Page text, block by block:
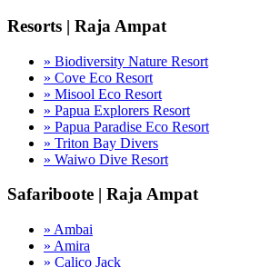
Resorts | Raja Ampat
» Biodiversity Nature Resort
» Cove Eco Resort
» Misool Eco Resort
» Papua Explorers Resort
» Papua Paradise Eco Resort
» Triton Bay Divers
» Waiwo Dive Resort
Safariboote | Raja Ampat
» Ambai
» Amira
» Calico Jack